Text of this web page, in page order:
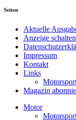
Seiten
Aktuelle
Anzeige
Impressum
Kontakt
Links
Magazin
Motor